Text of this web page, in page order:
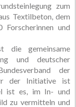
zum
Textilbeton, dem
und
die gemeinsame
und deutscher
der
der Initiative ist
ist es, im In- und
zu vermitteln und